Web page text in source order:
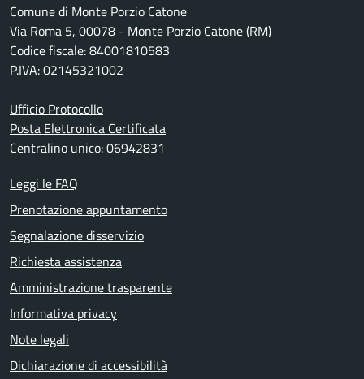
Comune di Monte Porzio Catone
Via Roma 5, 00078 - Monte Porzio Catone (RM)
Codice fiscale: 84001810583
P.IVA: 02145321002
Ufficio Protocollo
Posta Elettronica Certificata
Centralino unico: 06942831
Leggi le FAQ
Prenotazione appuntamento
Segnalazione disservizio
Richiesta assistenza
Amministrazione trasparente
Informativa privacy
Note legali
Dichiarazione di accessibilità